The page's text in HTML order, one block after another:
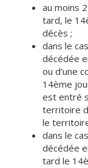
au moins
tard, le
décès ;
dans le
décédée
ou d’une
14ème
est entré
territoire
le
dans le
décédée
tard le